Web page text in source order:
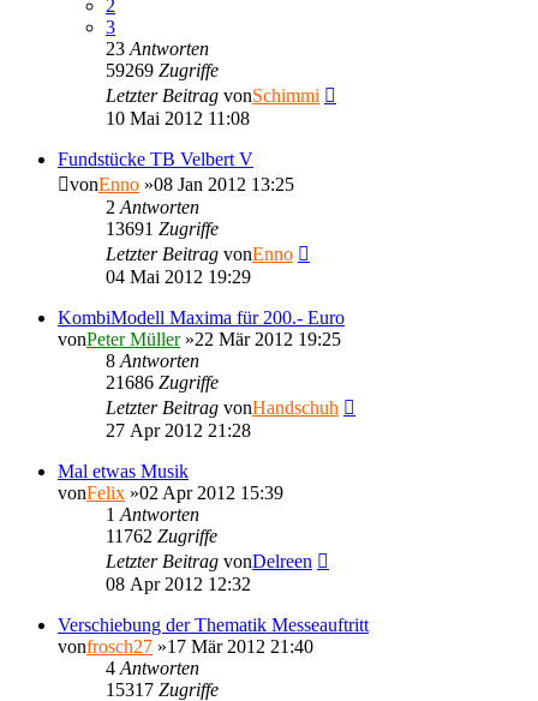
2
3
23 Antworten
59269 Zugriffe
Letzter Beitrag vonSchimmi
10 Mai 2012 11:08
Fundstücke TB Velbert V
vonEnno »08 Jan 2012 13:25
2 Antworten
13691 Zugriffe
Letzter Beitrag vonEnno
04 Mai 2012 19:29
KombiModell Maxima für 200.- Euro
vonPeter Müller»22 Mär 2012 19:25
8 Antworten
21686 Zugriffe
Letzter Beitrag vonHandschuh
27 Apr 2012 21:28
Mal etwas Musik
vonFelix »02 Apr 2012 15:39
1 Antworten
11762 Zugriffe
Letzter Beitrag vonDelreen
08 Apr 2012 12:32
Verschiebung der Thematik Messeauftritt
vonfrosch27 »17 Mär 2012 21:40
4 Antworten
15317 Zugriffe